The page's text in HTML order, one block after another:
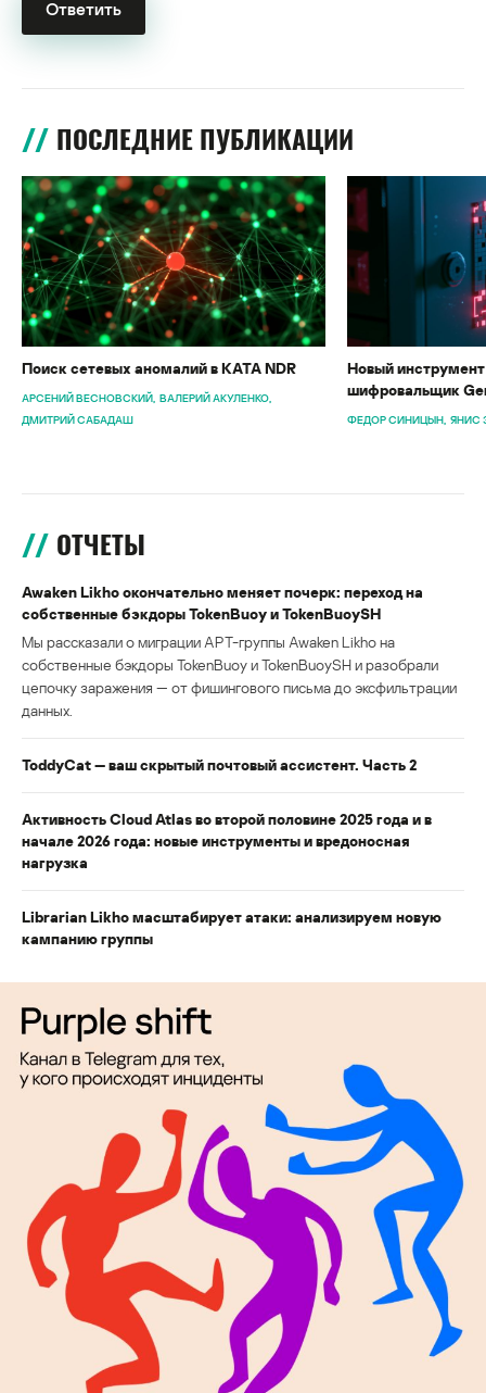
ПОСЛЕДНИЕ ПУБЛИКАЦИИ
Поиск сетевых аномалий в KATA NDR
АРСЕНИЙ ВЕСНОВСКИЙ ВАЛЕРИЙ АКУЛЕНКО
ДМИТРИЙ САБАДАШ
Новый
шифровальщик
ФЕДОР СИНИЦЫН ЯНИС
ОТЧЕТЫ
Awaken Likho окончательно меняет почерк: переход на
собственные бэкдоры TokenBuoy и TokenBuoySH
Мы рассказали о миграции APT-группы Awaken Likho на
собственные бэкдоры TokenBuoy и TokenBuoySH и разобрали
цепочку заражения — от фишингового письма до эксфильтрации
данных.
ToddyCat — ваш скрытый почтовый ассистент. Часть 2
Активность Cloud Atlas во второй половине 2025 года и в
начале 2026 года: новые инструменты и вредоносная
нагрузка
Librarian Likho масштабирует атаки: анализируем новую
кампанию группы